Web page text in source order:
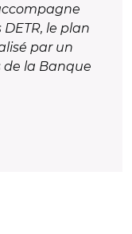
le plan
par un
la Banque